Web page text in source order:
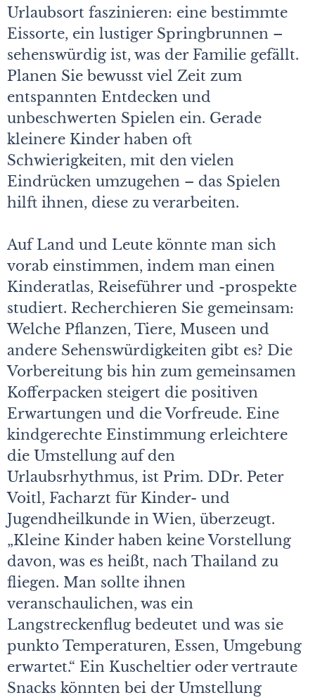
Urlaubsort faszinieren: eine bestimmte
Eissorte, ein lustiger Springbrunnen –
sehenswürdig ist, was der Familie gefällt.
Planen Sie bewusst viel Zeit zum
entspannten Entdecken und
unbeschwerten Spielen ein. Gerade
kleinere Kinder haben oft
Schwierigkeiten, mit den vielen
Eindrücken umzugehen – das Spielen
hilft ihnen, diese zu verarbeiten.
Auf Land und Leute könnte man sich
vorab einstimmen, indem man einen
Kinderatlas, Reiseführer und -prospekte
studiert. Recherchieren Sie gemeinsam:
Welche Pflanzen, Tiere, Museen und
andere Sehenswürdigkeiten gibt es? Die
Vorbereitung bis hin zum gemeinsamen
Kofferpacken steigert die positiven
Erwartungen und die Vorfreude. Eine
kindgerechte Einstimmung erleichtere
die Umstellung auf den
Urlaubsrhythmus, ist Prim. DDr. Peter
Voitl, Facharzt für Kinder- und
Jugendheilkunde in Wien, überzeugt.
„Kleine Kinder haben keine Vorstellung
davon, was es heißt, nach Thailand zu
fliegen. Man sollte ihnen
veranschaulichen, was ein
Langstreckenflug bedeutet und was sie
punkto Temperaturen, Essen, Umgebung
erwartet.“ Ein Kuscheltier oder vertraute
Snacks könnten bei der Umstellung